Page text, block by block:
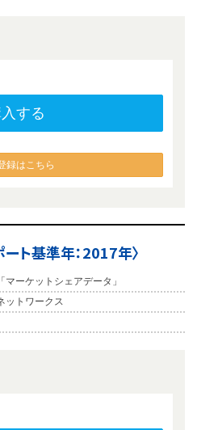
する
録はこちら
ト基準年：2017年〉
ーケットシェアデータ」
ットワークス